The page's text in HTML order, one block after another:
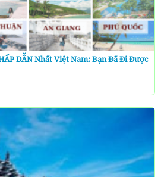
DẪN Nhất Việt Nam: Bạn Đã Đi Được